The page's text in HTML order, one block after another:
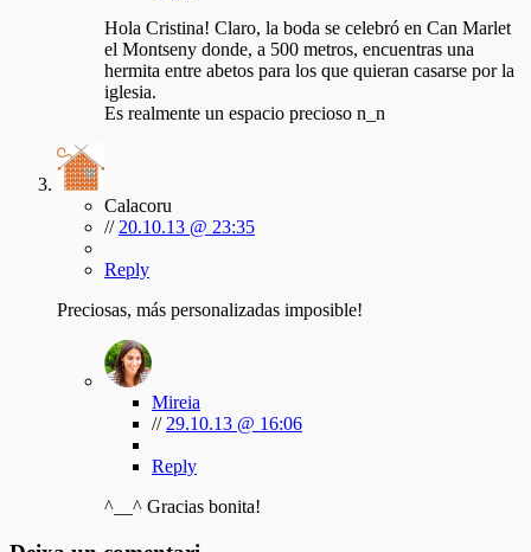
Hola Cristina! Claro, la boda se celebró en Can Marlet
el Montseny donde, a 500 metros, encuentras una
hermita entre abetos para los que quieran casarse por la
iglesia.
Es realmente un espacio precioso n_n
Calacoru
// 20.10.13 @ 23:35
Reply
Preciosas, más personalizadas imposible!
Mireia
// 29.10.13 @ 16:06
Reply
^__^ Gracias bonita!